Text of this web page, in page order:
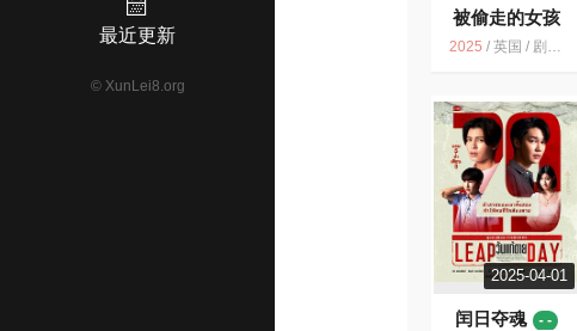
最近更新
© XunLei8.org
被偷走的女孩
6.6
2025 /英国 / 剧情 惊悚
2025-04-01
闰日夺魂
- -